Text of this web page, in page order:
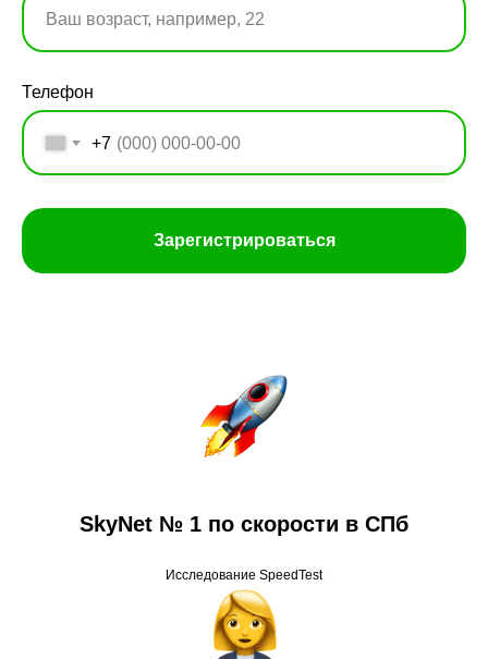
Телефон
+7
Зарегистрироваться
SkyNet № 1 по скорости в СПб
Исследование SpeedTest